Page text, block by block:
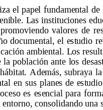
el papel fundamental de
Las instituciones
promoviendo valores de
documental, el estudio
ambiental. Los
la población ante los
hábitat. Además, subraya
en sus planes de
es esencial para fo
entorno, consolidando una